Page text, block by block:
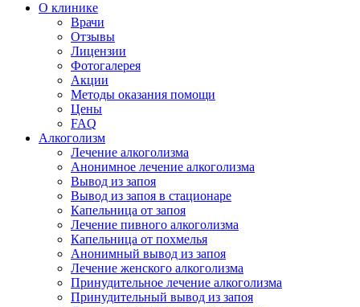
О клинике
Врачи
Отзывы
Лицензии
Фотогалерея
Акции
Методы оказания помощи
Цены
FAQ
Алкоголизм
Лечение алкоголизма
Анонимное лечение алкоголизма
Вывод из запоя
Вывод из запоя в стационаре
Капельница от запоя
Лечение пивного алкоголизма
Капельница от похмелья
Анонимный вывод из запоя
Лечение женского алкоголизма
Принудительное лечение алкоголизма
Принудительный вывод из запоя